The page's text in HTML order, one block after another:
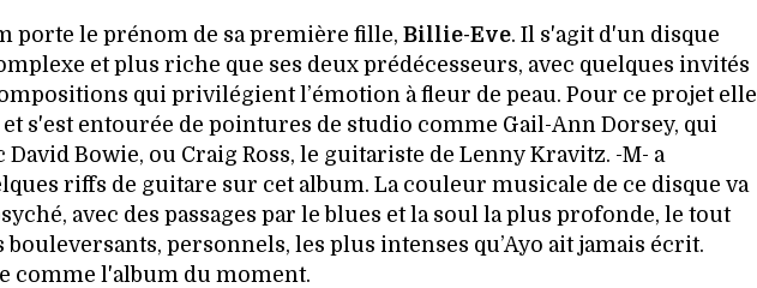
porte le prénom de sa première fille, Billie-Eve. Il s'agit d'un disque
et plus riche que ses deux prédécesseurs, avec quelques invités
qui privilégient l’émotion à fleur de peau. Pour ce projet elle
et s'est entourée de pointures de studio comme Gail-Ann Dorsey, qui
David Bowie, ou Craig Ross, le guitariste de Lenny Kravitz. -M- a
riffs de guitare sur cet album. La couleur musicale de ce disque va
avec des passages par le blues et la soul la plus profonde, le tout
personnels, les plus intenses qu’Ayo ait jamais écrit.
comme l'album du moment.